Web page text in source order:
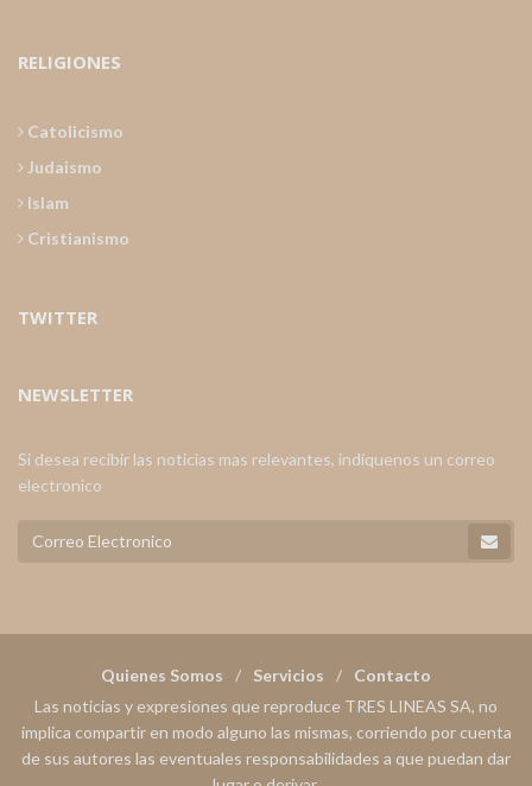
RELIGIONES
Catolicismo
Judaismo
Islam
Cristianismo
TWITTER
NEWSLETTER
Si desea recibir las noticias mas relevantes, indiquenos un correo
electronico
Quienes Somos Servicios
Contacto
Las noticias y expresiones que reproduce TRES LINEAS SA, no
implica compartir en modo alguno las mismas, corriendo por cuenta
de sus autores las eventuales responsabilidades a que puedan dar